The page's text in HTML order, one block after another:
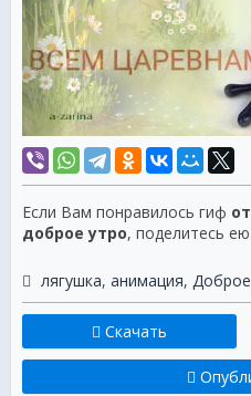
Если Вам понравилось гиф
доброе утро, поделитесь
лягушка, анимация,
Скачать